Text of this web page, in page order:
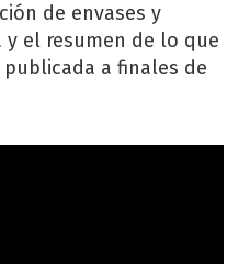
de envases y
y el resumen de lo que
a finales de